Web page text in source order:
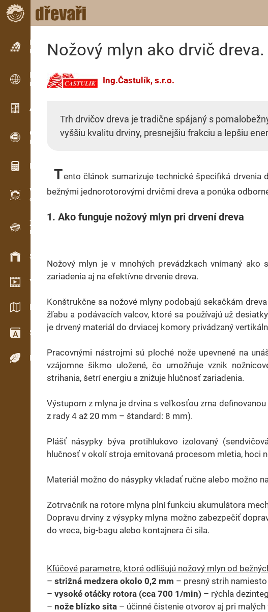
Inzerce
Řádková inzerce
Inzerce
Mezinárodní inzerce
Aktuality / Články
OPTI-TIMB
Pořezová schémata
Dřevařské kalkulačky
WoodProfi
Objem dřeva s AI
Záznamník
Evidence dřeva v terénu
Skladové hospodářství
Video showroom
Katalogy / Brožury
Slovník
Dřeviny
Nožový mlyn ako drvič dreva.
Ing.Častulík, s.r.o.
Trh drvičov dreva je tradične spájaný s
vyššiu kvalitu drviny, presnejšiu frakciu a lepšiu
Tento článok sumarizuje technické špecifiká drvenia
bežnými jednorotorovými drvičmi dreva a ponúka
1. Ako funguje nožový mlyn pri drvení dreva
Nožový mlyn je v mnohých prevádzkach vnímaný
zariadenia aj na efektívne drvenie dreva.
Konštrukčne sa nožové mlyny podobajú sekačkám
žľabu a podávacích valcov, ktoré sa používajú už
je drvený materiál do drviacej komory privádzaný
Pracovnými nástrojmi sú ploché nože upevnené na
vzájomne šikmo uložené, čo umožňuje vznik
strihania, šetrí energiu a znižuje hlučnosť zariadenia.
Výstupom z mlyna je drvina s veľkosťou zrna
z rady 4 až 20 mm – štandard: 8 mm).
Plášť násypky býva protihlukovo izolovaný
hlučnosť v okolí stroja emitovaná procesom mletia, hoci
Materiál možno do násypky vkladať ručne alebo možno
Zotrvačník na rotore mlyna plní funkciu akumulátora
Dopravu drviny z výsypky mlyna možno zabezpečiť
do vreca, big-bagu alebo kontajnera či sila.
Kľúčové parametre, ktoré odlišujú nožový mlyn od
– strižná medzera okolo 0,2 mm – presný strih
– vysoké otáčky rotora (cca 700 1/min) – rýchla
– nože blízko sita – účinné čistenie otvorov aj pri malých